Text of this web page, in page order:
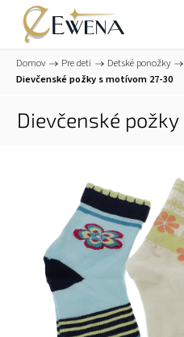
Domov / Pre deti / Detské ponožky /
Dievčenské požky s motívom 27-30
Dievčenské